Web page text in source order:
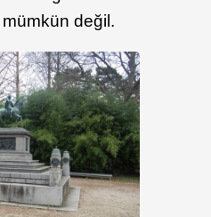
değil.